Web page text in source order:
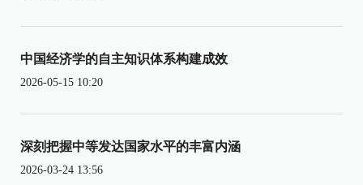
中国经济学的自主知识体系构建成效
2026-05-15 10:20
深刻把握中等发达国家水平的丰富内涵
2026-03-24 13:56